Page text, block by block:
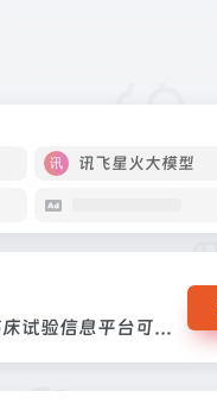
讯飞星火大模型
平台可以检索到WHO认证的全球临床试验注册中心的正在进行和已完成临床试验信息平台可以检索到WHO认证的全球临床试验注册中心的正在进行和已完成临床试验信息